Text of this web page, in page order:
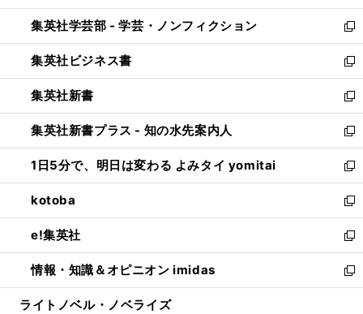
開
く
ウ
で
開
く
ン
ド
ウ
で
開
く
ウ
ィ
ン
ド
ウ
で
開
く
集英社学芸部 - 学芸・ノンフィクション
新
し
い
ウ
ィ
ン
ド
ウ
で
開
く
集英社ビジネス書
新
し
い
ウ
ィ
ン
ド
ウ
で
開
く
集英社新書
新
し
い
ウ
ィ
ン
ド
ウ
で
開
く
集英社新書プラス - 知の水先案内人
新
し
い
ウ
ィ
ン
ド
ウ
で
開
1日5分で、明日は変わる よみタイ yomitai
新
し
い
ウ
ィ
ン
ド
ウ
kotoba
新
し
い
ウ
ィ
ン
e!集英社
新
し
い
ウ
情報・知識＆オピニオン imidas
新
し
ライトノベル・ノベライズ